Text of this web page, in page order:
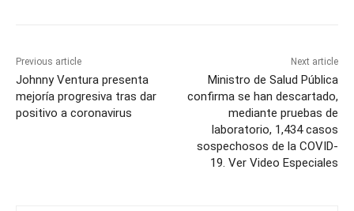
Previous article
Johnny Ventura presenta
mejoría progresiva tras dar
positivo a coronavirus
Next article
Ministro de Salud Pública
confirma se han descartado,
mediante pruebas de
laboratorio, 1,434 casos
sospechosos de la COVID-
19. Ver Video Especiales